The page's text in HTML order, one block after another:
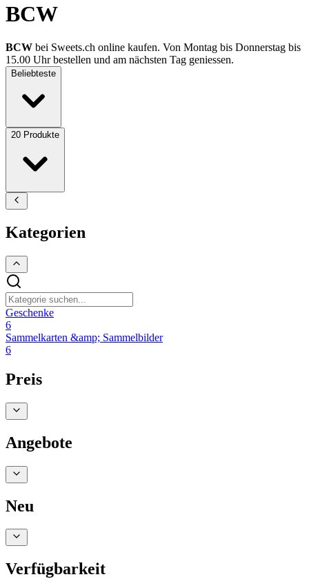
BCW
BCW bei Sweets.ch online kaufen. Von Montag bis Donnerstag bis
15.00 Uhr bestellen und am nächsten Tag geniessen.
Beliebteste
20 Produkte
Kategorien
Geschenke
6
Sammelkarten &amp; Sammelbilder
6
Preis
Angebote
Neu
Verfügbarkeit